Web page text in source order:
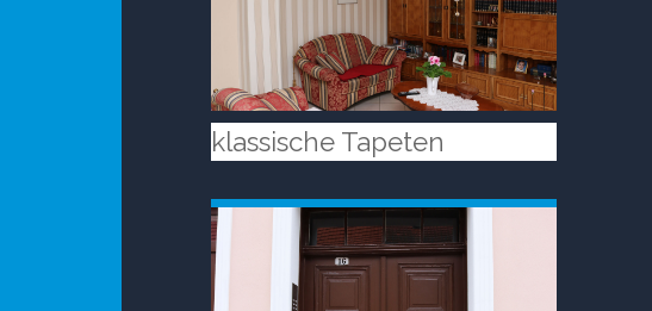
klassische Tapeten